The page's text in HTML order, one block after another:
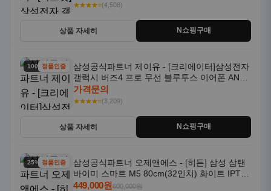
★★★★⭐(4,508)
상품 자세히 N쇼핑구매
100% 할인
정품인증
삼성공식파트너 제이유 - [크리에이터]삼성전자
갤럭시 버즈4 프로 무선 블루투스 이어폰 ANC
SM-R640N
가격문의
★★★★⭐(3,209)
상품 자세히 N쇼핑구매
25% 할인정품인증
삼성공식파트너 오제앤에스 - [히든] 삼성 삼탠
바이미 스마트 M5 80cm(32인치) 화이트 IPTV
OTT 패키지
449,000원600,000원